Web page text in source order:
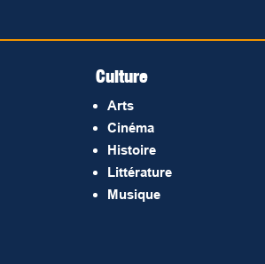
Culture
Arts
Cinéma
Histoire
Littérature
Musique